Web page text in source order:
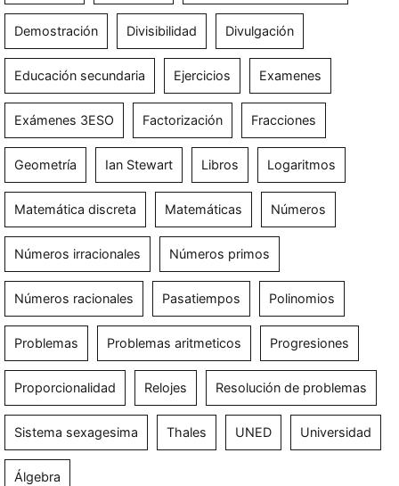
Demostración Divisibilidad Divulgación
Educación secundaria Ejercicios Examenes
Exámenes 3ESO Factorización Fracciones
Geometría Ian Stewart Libros Logaritmos
Matemática discreta Matemáticas Números
Números irracionales Números primos
Números racionales Pasatiempos Polinomios
Problemas Problemas aritmeticos Progresiones
Proporcionalidad Relojes Resolución de problemas
Sistema sexagesima Thales UNED Universidad
Álgebra